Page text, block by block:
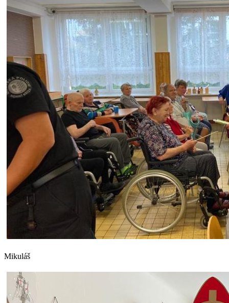
Mikuláš